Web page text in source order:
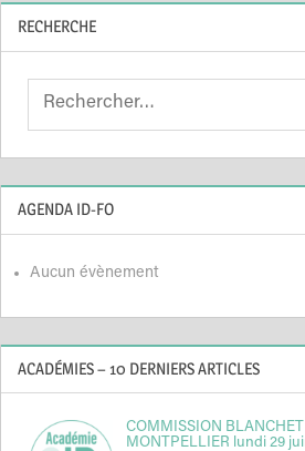
RECHERCHE
Search
AGENDA ID-FO
Aucun évènement
ACADÉMIES – 10 DERNIERS ARTICLES
COMMISSION
MONTPELLIER lundi 29